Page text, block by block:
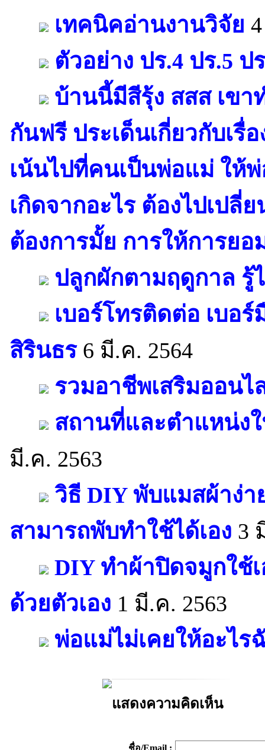
เทคนิคอ่านงานวิจัย
ตัวอย่าง ปร.4 ปร.5 ป
บ้านนี้มีสีรุ้ง สสส เขา
กันฟรี ประเด็นเกี่ยวกับเรื่
เน้นไปที่คนเป็นพ่อแม่ ให้
เกิดจากอะไร ต้องไปเปลี่
ต้องการมั้ย การให้การย
ปลูกผักตามฤดูกาล รู้
เบอร์โทรติดต่อ เบอ
สิรินธร6 มี.ค. 2564
รวมอาชีพเสริมออน
สถานที่และตำแหน่ง
มี.ค. 2563
วิธี DIY พับแมสผ้าง่
สามารถพับทำใช้ได้เอง 3
DIY ทำผ้าปิดจมูกใช้
ด้วยตัวเอง 1 มี.ค. 2563
พ่อแม่ไม่เคยให้อะไร
แสดงความคิดเห็น
ชื่อ/Email :